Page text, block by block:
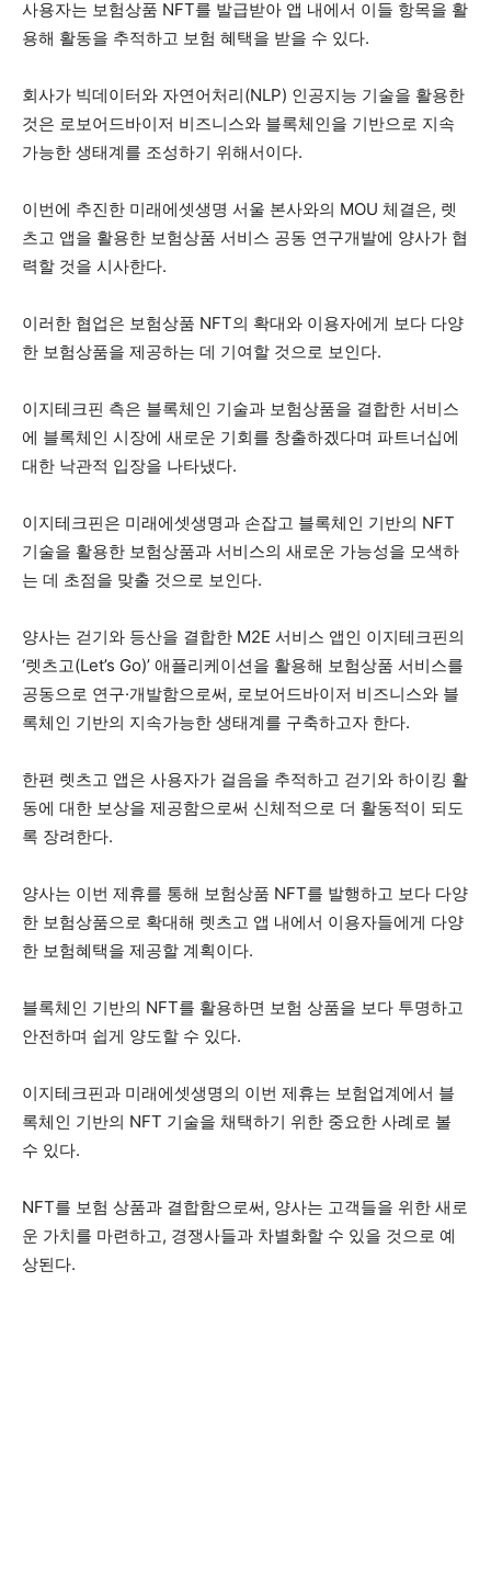
사용자는 보험상품 NFT를 발급받아 앱 내에서 이들 항목을 활
용해 활동을 추적하고 보험 혜택을 받을 수 있다.
회사가 빅데이터와 자연어처리(NLP) 인공지능 기술을 활용한
것은 로보어드바이저 비즈니스와 블록체인을 기반으로 지속
가능한 생태계를 조성하기 위해서이다.
이번에 추진한 미래에셋생명 서울 본사와의 MOU 체결은, 렛
츠고 앱을 활용한 보험상품 서비스 공동 연구개발에 양사가 협
력할 것을 시사한다.
이러한 협업은 보험상품 NFT의 확대와 이용자에게 보다 다양
한 보험상품을 제공하는 데 기여할 것으로 보인다.
이지테크핀 측은 블록체인 기술과 보험상품을 결합한 서비스
에 블록체인 시장에 새로운 기회를 창출하겠다며 파트너십에
대한 낙관적 입장을 나타냈다.
이지테크핀은 미래에셋생명과 손잡고 블록체인 기반의 NFT
기술을 활용한 보험상품과 서비스의 새로운 가능성을 모색하
는 데 초점을 맞출 것으로 보인다.
양사는 걷기와 등산을 결합한 M2E 서비스 앱인 이지테크핀의
‘렛츠고(Let’s Go)’ 애플리케이션을 활용해 보험상품 서비스를
공동으로 연구·개발함으로써, 로보어드바이저 비즈니스와 블
록체인 기반의 지속가능한 생태계를 구축하고자 한다.
한편 렛츠고 앱은 사용자가 걸음을 추적하고 걷기와 하이킹 활
동에 대한 보상을 제공함으로써 신체적으로 더 활동적이 되도
록 장려한다.
양사는 이번 제휴를 통해 보험상품 NFT를 발행하고 보다 다양
한 보험상품으로 확대해 렛츠고 앱 내에서 이용자들에게 다양
한 보험혜택을 제공할 계획이다.
블록체인 기반의 NFT를 활용하면 보험 상품을 보다 투명하고
안전하며 쉽게 양도할 수 있다.
이지테크핀과 미래에셋생명의 이번 제휴는 보험업계에서 블
록체인 기반의 NFT 기술을 채택하기 위한 중요한 사례로 볼
수 있다.
NFT를 보험 상품과 결합함으로써, 양사는 고객들을 위한 새로
운 가치를 마련하고, 경쟁사들과 차별화할 수 있을 것으로 예
상된다.